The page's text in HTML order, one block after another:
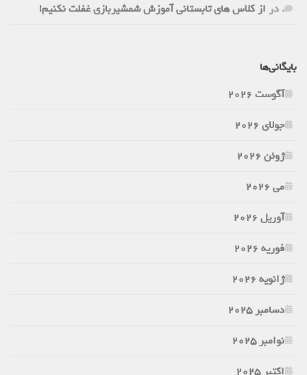
. در از کلاس های تابستانی آموزش شمشیربازی غفلت نکنیم!
بایگانی‌ها
آگوست 2026
جولای 2026
ژوئن 2026
می 2026
آوریل 2026
فوریه 2026
ژانویه 2026
دسامبر 2025
نوامبر 2025
اکتبر 2025